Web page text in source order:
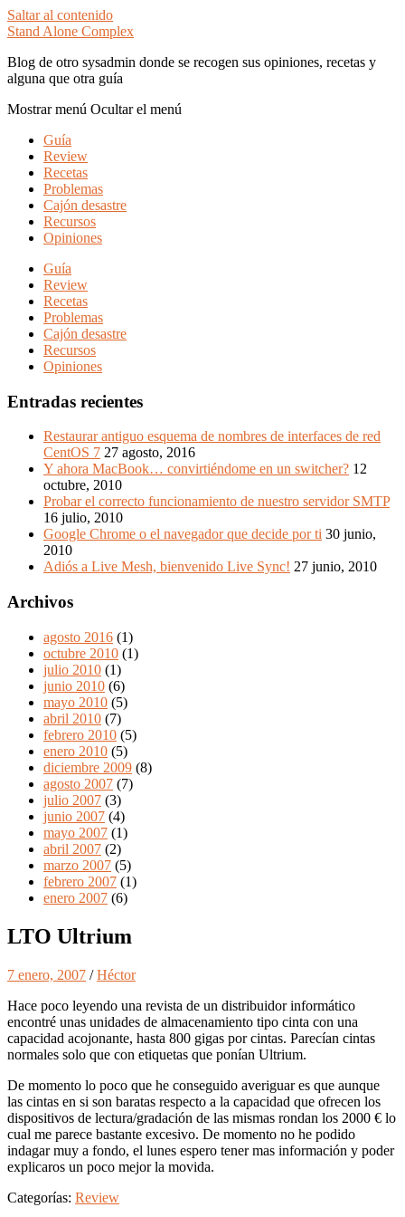
Saltar al contenido
Stand Alone Complex
Blog de otro sysadmin donde se recogen sus opiniones, recetas y
alguna que otra guía
Mostrar menú Ocultar el menú
Guía
Review
Recetas
Problemas
Cajón desastre
Recursos
Opiniones
Guía
Review
Recetas
Problemas
Cajón desastre
Recursos
Opiniones
Entradas recientes
Restaurar antiguo esquema de nombres de interfaces de red
CentOS 7 27 agosto, 2016
Y ahora MacBook… convirtiéndome en un switcher? 12
octubre, 2010
Probar el correcto funcionamiento de nuestro servidor SMTP
16 julio, 2010
Google Chrome o el navegador que decide por ti 30 junio,
2010
Adiós a Live Mesh, bienvenido Live Sync! 27 junio, 2010
Archivos
agosto 2016 (1)
octubre 2010 (1)
julio 2010 (1)
junio 2010 (6)
mayo 2010 (5)
abril 2010 (7)
febrero 2010 (5)
enero 2010 (5)
diciembre 2009 (8)
agosto 2007 (7)
julio 2007 (3)
junio 2007 (4)
mayo 2007 (1)
abril 2007 (2)
marzo 2007 (5)
febrero 2007 (1)
enero 2007 (6)
LTO Ultrium
7 enero, 2007 /Héctor
Hace poco leyendo una revista de un distribuidor informático
encontré unas unidades de almacenamiento tipo cinta con una
capacidad acojonante, hasta 800 gigas por cintas. Parecían cintas
normales solo que con etiquetas que ponían Ultrium.
De momento lo poco que he conseguido averiguar es que aunque
las cintas en si son baratas respecto a la capacidad que ofrecen los
dispositivos de lectura/gradación de las mismas rondan los 2000 € lo
cual me parece bastante excesivo. De momento no he podido
indagar muy a fondo, el lunes espero tener mas información y poder
explicaros un poco mejor la movida.
Categorías: Review